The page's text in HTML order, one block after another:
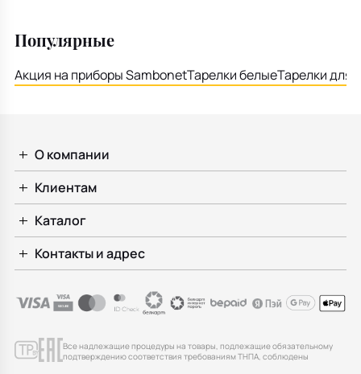
Популярные
Акция на приборы SambonetТарелки белыеТарелки для
О компании
Клиентам
Каталог
Контакты и адрес
Все надлежащие процедуры на товары, подлежащие обязательному
подтверждению соответствия требованиям ТНПА, соблюдены